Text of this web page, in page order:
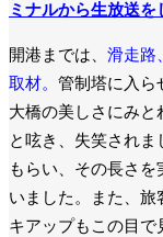
ミナルから生放送を
開港までは、 滑走路
取材。 管制塔に入ら
大橋の美しさにみと
と呟き、失笑され
もらい、その長さ
いました。また、旅
キアップもこの目で